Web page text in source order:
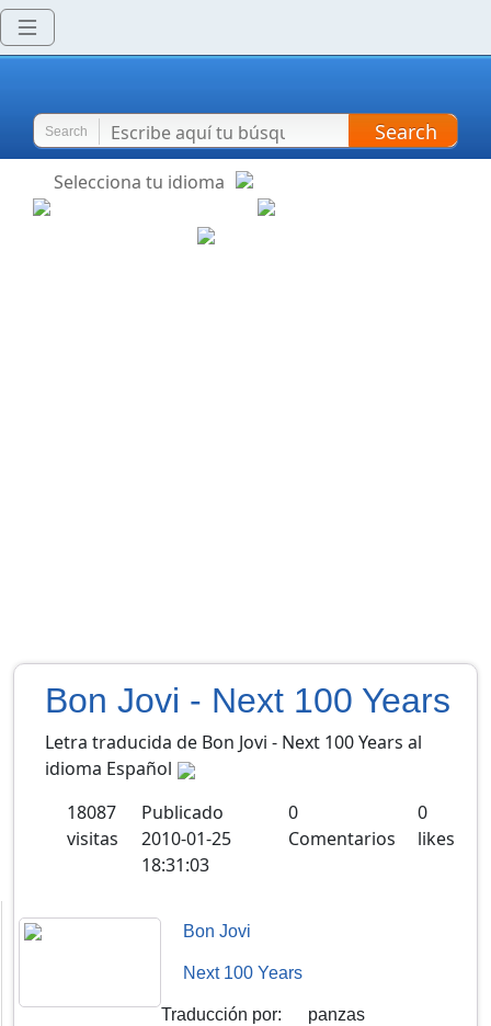
Search Search
Selecciona tu idioma
Bon Jovi - Next 100 Years
Letra traducida de Bon Jovi - Next 100 Years al
idioma Español
18087
visitas
Publicado
2010-01-25
18:31:03
0
Comentarios
0
likes
Bon Jovi
Next 100 Years
Traducción por: panzas